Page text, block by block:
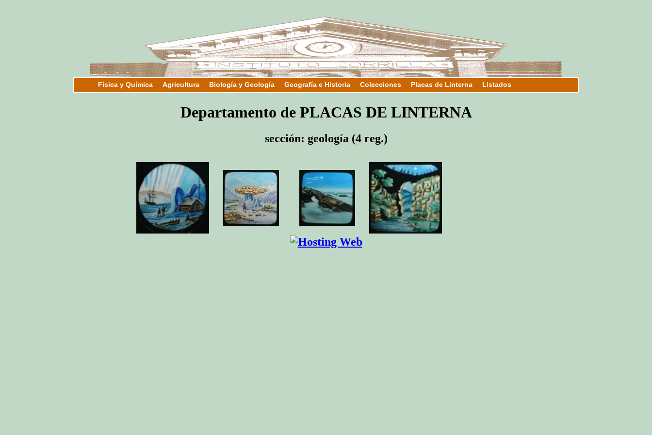
Física y Química Agricultura Biología y Geología Geografía e Historia Colecciones Placas de Linterna Listados
Departamento de PLACAS DE LINTERNA
sección: geología (4 reg.)